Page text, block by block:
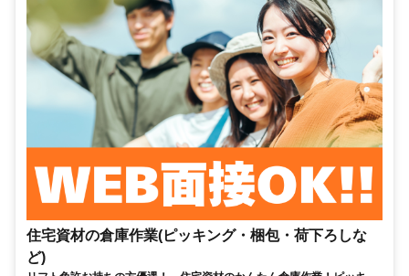
住宅資材の倉庫作業(ピッキング・梱包・荷下ろしな
ど)